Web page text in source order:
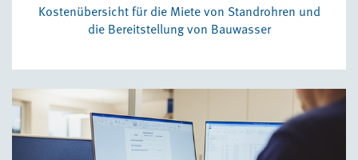
Kostenübersicht für die Miete von Standrohren und
die Bereitstellung von Bauwasser